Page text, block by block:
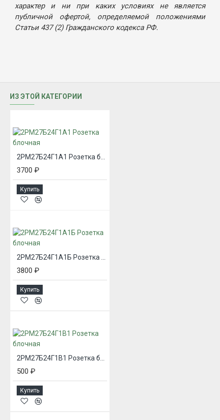
характер и ни при каких условиях не является
публичной офертой, определяемой положениями
Статьи 437 (2) Гражданского кодекса РФ.
ИЗ ЭТОЙ КАТЕГОРИИ
3700 ₽
Купить
2РМ27Б24Г1А1Б Розетка блочная
3800 ₽
Купить
2РМ27Б24Г1В1 Розетка блочная
500 ₽
Купить